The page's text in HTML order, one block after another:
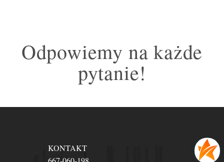
Odpowiemy na każde
pytanie!
KONTAKT